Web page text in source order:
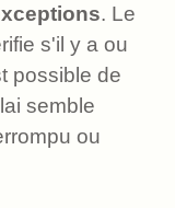
. Le
s'il y a ou
possible de
semble
ou